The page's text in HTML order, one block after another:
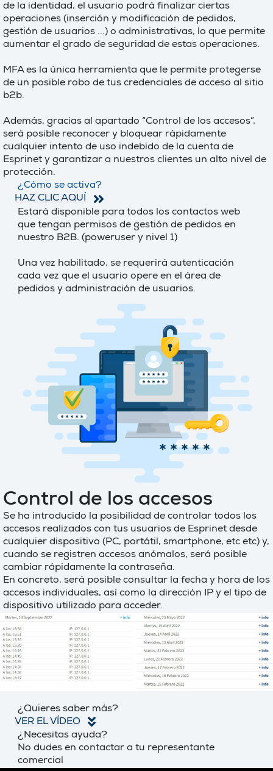
de la identidad, el usuario podrá finalizar ciertas
operaciones (inserción y modificación de pedidos,
gestión de usuarios ...) o administrativas, lo que permite
aumentar el grado de seguridad de estas operaciones.
MFA es la única herramienta que le permite protegerse
de un posible robo de tus credenciales de acceso al sitio
b2b.
Además, gracias al apartado “Control de los accesos”,
será posible reconocer y bloquear rápidamente
cualquier intento de uso indebido de la cuenta de
Esprinet y garantizar a nuestros clientes un alto nivel de
protección.
¿Cómo se activa?
HAZ CLIC AQUÍ
Estará disponible para todos los contactos web
que tengan permisos de gestión de pedidos en
nuestro B2B. (poweruser y nivel 1)
Una vez habilitado, se requerirá autenticación
cada vez que el usuario opere en el área de
pedidos y administración de usuarios.
Control de los accesos
Se ha introducido la posibilidad de controlar todos los
accesos realizados con tus usuarios de Esprinet desde
cualquier dispositivo (PC, portátil, smartphone, etc etc) y,
cuando se registren accesos anómalos, será posible
cambiar rápidamente la contraseña.
En concreto, será posible consultar la fecha y hora de los
accesos individuales, así como la dirección IP y el tipo de
dispositivo utilizado para acceder.
¿Quieres saber más?
VER EL VÍDEO
¿Necesitas ayuda?
No dudes en contactar a tu representante
comercial